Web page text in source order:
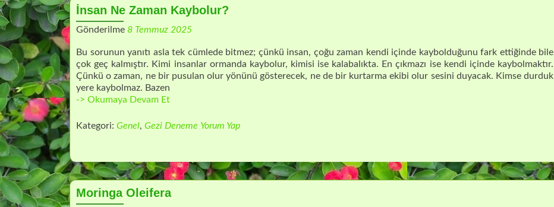
t
e
n
t
İnsan Ne Zaman Kaybolur?
Gönderilme 8 Temmuz 2025
Bu sorunun yanıtı asla tek cümlede bitmez; çünkü insan, çoğu zaman kendi içinde kaybolduğunu fark ettiğinde bile
çok geç kalmıştır. Kimi insanlar ormanda kaybolur, kimisi ise kalabalıkta. En çıkmazı ise kendi içinde kaybolmaktır.
Çünkü o zaman, ne bir pusulan olur yönünü gösterecek, ne de bir kurtarma ekibi olur sesini duyacak. Kimse durduk
yere kaybolmaz. Bazen
-> Okumaya Devam Etİnsan
Zaman
Kategori: Genel, Gezi Deneme Yorum Yap
Moringa Oleifera